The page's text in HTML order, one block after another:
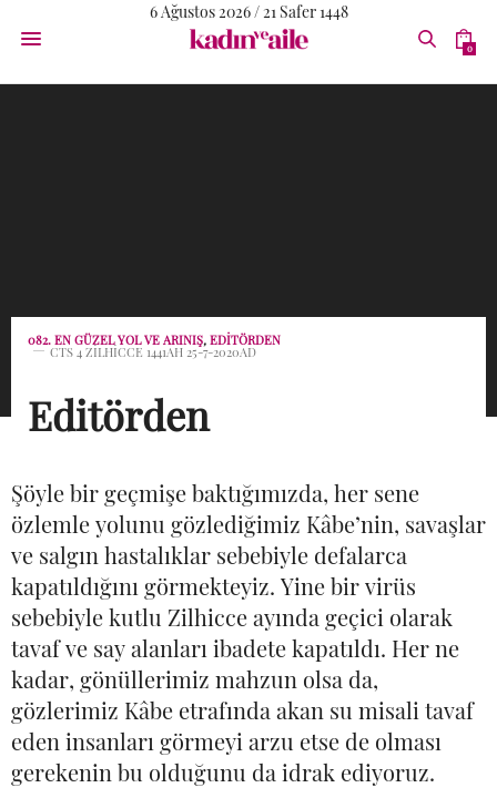
6 Ağustos 2026 / 21 Safer 1448
0
082. EN GÜZEL YOL VE ARINIŞ, EDITÖRDEN
CTS 4 ZILHICCE 1441AH 25-7-2020AD
Editörden
Şöyle bir geçmişe baktığımızda, her sene
özlemle yolunu gözlediğimiz Kâbe’nin, savaşlar
ve salgın hastalıklar sebebiyle defalarca
kapatıldığını görmekteyiz. Yine bir virüs
sebebiyle kutlu Zilhicce ayında geçici olarak
tavaf ve say alanları ibadete kapatıldı. Her ne
kadar, gönüllerimiz mahzun olsa da,
gözlerimiz Kâbe etrafında akan su misali tavaf
eden insanları görmeyi arzu etse de olması
gerekenin bu olduğunu da idrak ediyoruz.